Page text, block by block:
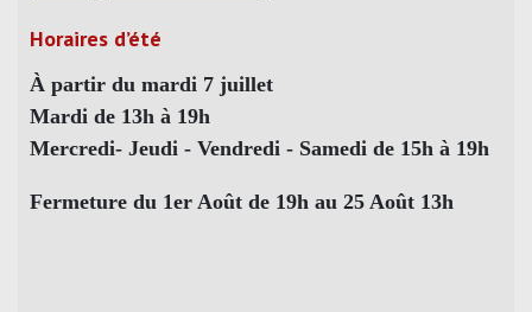
Horaires d’été
À partir du mardi 7 juillet
Mardi de 13h à 19h
Mercredi- Jeudi - Vendredi - Samedi de 15h à 19h
Fermeture du 1er Août de 19h au 25 Août 13h